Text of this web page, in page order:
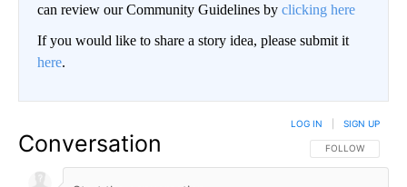
can review our Community Guidelines by clicking here
If you would like to share a story idea, please submit it
here.
Conversation FOLLOW THIS
FOLLOW
LOG IN SIGN UP